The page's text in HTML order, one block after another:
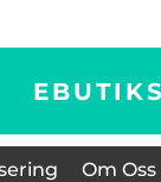
Om Oss